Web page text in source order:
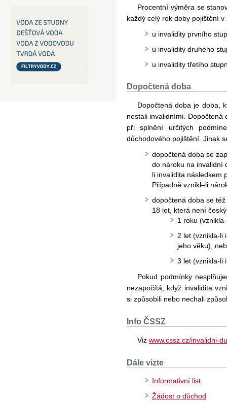
Procentní výměra se
každý celý rok doby pojištění
u invalidity prvního
u invalidity druhého
u invalidity třetího
Dopočtená doba
Dopočtená doba je doba,
nestali invalidními.
při splnění určitých
důchodového pojištění. Jinak
dopočtená doba se
do nároku na invalidní
li invalidita následkem
Případně vznikl–li
dopočtená doba se
18 let, která není
1 roku
2 let (vznikla-li
jeho věku),
3 let (vznikla-li
Pokud podmínky
nezapočítá, když invalidita
si způsobili nebo nechali
Info ČSSZ
Viz www.cssz.cz/invalidni-
Dále vizte
Informativní list
Žádost o důchod